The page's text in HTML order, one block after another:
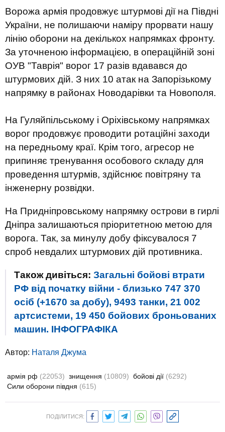
Ворожа армія продовжує штурмові дії на Півдні
України, не полишаючи наміру прорвати нашу
лінію оборони на декількох напрямках фронту.
За уточненою інформацією, в операційній зоні
ОУВ "Таврія" ворог 17 разів вдавався до
штурмових дій. З них 10 атак на Запорізькому
напрямку в районах Новодарівки та Новополя.
На Гуляйпільському і Оріхівському напрямках
ворог продовжує проводити ротаційні заходи
на передньому краї. Крім того, агресор не
припиняє тренування особового складу для
проведення штурмів, здійснює повітряну та
інженерну розвідки.
На Придніпровському напрямку острови в гирлі
Дніпра залишаються пріоритетною метою для
ворога. Так, за минулу добу фіксувалося 7
спроб невдалих штурмових дій противника.
Також дивіться: Загальні бойові втрати
РФ від початку війни - близько 747 370
осіб (+1670 за добу), 9493 танки, 21 002
артсистеми, 19 450 бойових броньованих
машин. ІНФОГРАФІКА
Автор: Наталя Джума
армія рф (22053) знищення (10809) бойові дії (6292)
Сили оборони півдня (615)
ПОДІЛИТИСЯ: